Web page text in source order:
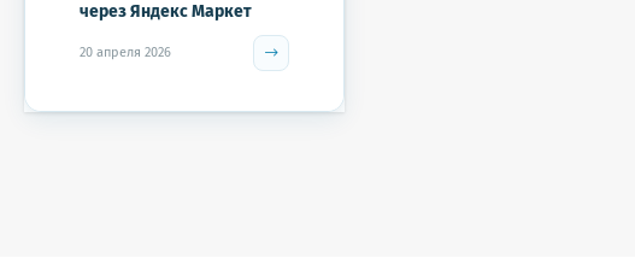
через Яндекс Маркет
20 апреля 2026